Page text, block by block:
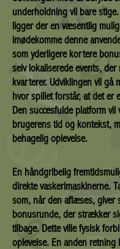
underholdning vil bare
ligger der en væsentlig
imødekomme denne
som yderligere kortere
selv lokaliserede events,
kvarterer. Udviklingen vil gå
hvor spillet forstår, at det er
Den succesfulde platform
brugerens tid og kontekst,
behagelig oplevelse.
En håndgribelig
direkte vaskerimaskinerne.
som, når den aflæses, giver
bonusrunde, der strækker
tilbage. Dette ville fysisk
oplevelse. En anden